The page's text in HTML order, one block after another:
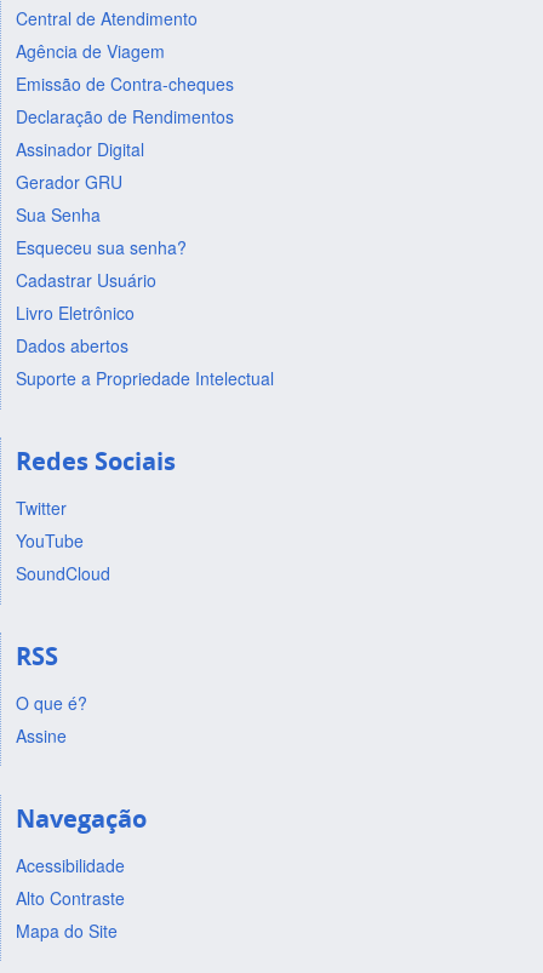
Central de Atendimento
Agência de Viagem
Emissão de Contra-cheques
Declaração de Rendimentos
Assinador Digital
Gerador GRU
Sua Senha
Esqueceu sua senha?
Cadastrar Usuário
Livro Eletrônico
Dados abertos
Suporte a Propriedade Intelectual
Redes Sociais
Twitter
YouTube
SoundCloud
RSS
O que é?
Assine
Navegação
Acessibilidade
Alto Contraste
Mapa do Site